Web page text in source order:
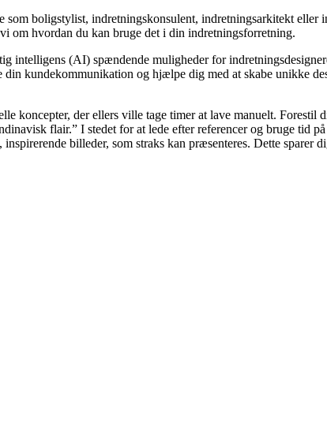
boligstylist, indretningskonsulent, indretningsarkitekt eller
om hvordan du kan bruge det i din indretningsforretning.
intelligens (AI) spændende muligheder for
kundekommunikation og hjælpe dig med at skabe unikke
koncepter, der ellers ville tage timer at lave manuelt. Forestil
flair.” I stedet for at lede efter referencer og bruge tid
billeder, som straks kan præsenteres. Dette sparer